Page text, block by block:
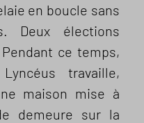
en boucle sans
Deux élections
ce temps,
travaille,
maison mise à
demeure sur la